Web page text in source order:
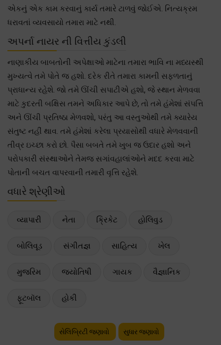
એકનું એક કામ કરવાનું કાર્ય તમારે ટાળવું જોઈએ. નિત્યક્રમ
ધરાવતાં વ્યવસાયો તમારા માટે નથી.
અપર્ના નાયર ની વિત્તીય કુંડલી
નાણાકીય બાબતોની અપેક્ષાઓ માટેના તમારા ભાવિ ના મધ્યસ્થી
મુખ્યત્વે તમે પોતે જ હશો. દરેક રીતે તમારા કામની સફળતાનું
પ્રાધાન્ય રહેશે. જો તમે ઊંચી સપાટીએ હશો, જે સ્થાન મેળવવા
માટે કુદરતી બક્ષિસ તમને અધિકાર આપે છે, તો તમે હંમેશાં સંપત્તિ
અને ઊંચી પ્રતિષ્ઠા મેળવશો, પરંતુ આ વસ્તુઓથી તમે ક્યારેય
સંતુષ્ટ નહીં થાવ. તમે હંમેશાં કરેલા પ્રયાસોથી વધારે મેળવવાની
તીવ્ર ઇચ્છા કરો છો. પૈસા બબતે તમે ખુબ જ ઉદાર હશો અને
પરોપકારી સંસ્થાઓને તેમજ સગાંવહાલાંઓને મદદ કરવા માટે
પોતાની બચત વાપરવાની તમારી વૃત્તિ રહેશે.
વધારે શ્રેણીઓ
વ્યાપારી નેતા ક્રિકેટ હોલિવુડ
બોલિવૂડ સંગીતજ્ઞ સાહિત્ય ખેલ
મુજરિમ જ્યોતિષી ગાયક વૈજ્ઞાનિક
ફૂટબૉલ હોકી
સેલિબ્રિટી જણાવો સુધાર જણાવો